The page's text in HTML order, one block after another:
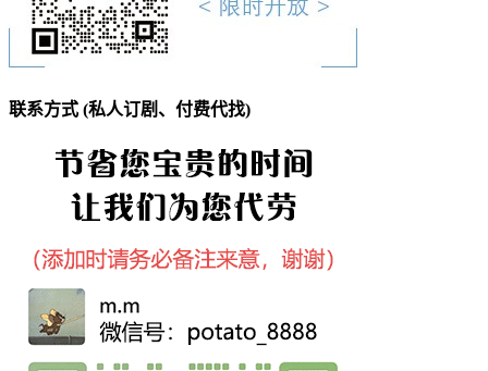
联系方式 (私人订剧、付费代找)